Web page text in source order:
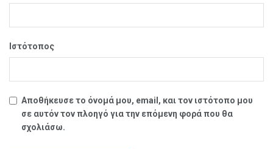
Ιστότοπος
Αποθήκευσε το όνομά μου, email, και τον ιστότοπο μου
σε αυτόν τον πλοηγό για την επόμενη φορά που θα
σχολιάσω.